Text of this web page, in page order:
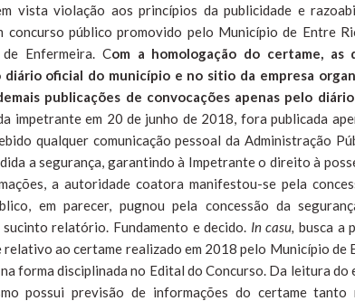
vista violação aos princípios da publicidade e
concurso público promovido pelo Município de Entre
Enfermeira. Com a homologação do certame, as
oficial do município e no sitio da empresa
publicações de convocações apenas pelo
impetrante em 20 de junho de 2018, fora publicada
qualquer comunicação pessoal da Administração
a segurança, garantindo à Impetrante o direito à
a autoridade coatora manifestou-se pela
em parecer, pugnou pela concessão da
sucinto relatório. Fundamento e decido. In casu, busca a
ao certame realizado em 2018 pelo Município de
forma disciplinada no Edital do Concurso. Da leitura
possui previsão de informações do certame tanto